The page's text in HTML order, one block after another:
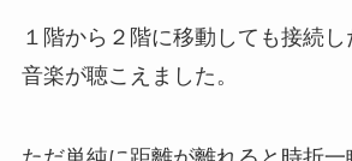
１階から２階に移動しても接続
音楽が聴こえました。